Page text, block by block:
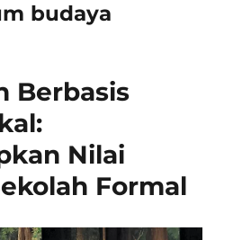
budaya
Berbasis
Nilai
Formal